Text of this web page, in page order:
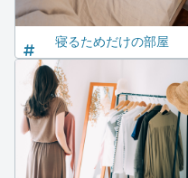
寝るためだけの部屋